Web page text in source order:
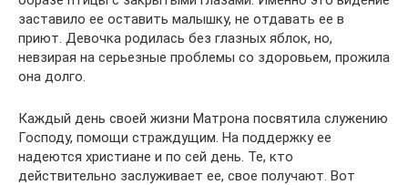
заставило ее оставить малышку, не отдавать ее в
приют. Девочка родилась без глазных яблок, но,
невзирая на серьезные проблемы со здоровьем, прожила
она долго.
Каждый день своей жизни Матрона посвятила служению
Господу, помощи страждущим. На поддержку ее
надеются христиане и по сей день. Те, кто
действительно заслуживает ее, свое получают. Вот